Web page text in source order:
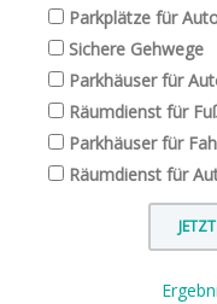
Parkplätze für
Sichere Gehwege
Parkhäuser für
Räumdienst für
Parkhäuser für
Räumdienst für